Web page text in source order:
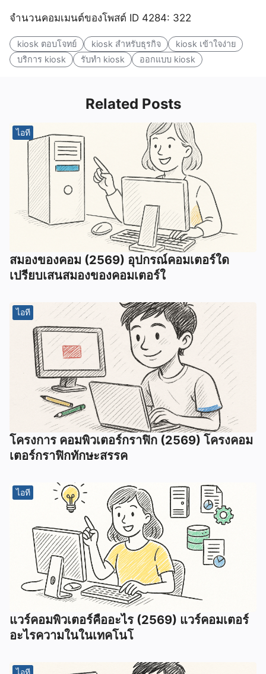
จำนวนคอมเมนต์ของโพสต์ ID 4284: 322
kiosk ตอบโจทย์ kiosk สำหรับธุรกิจ
kiosk เข้าใจง่าย
บริการ kiosk
รับทำ kiosk ออกแบบ kiosk
Related Posts
ไอที
สมองของคอม (2569) อุปกรณ์คอมเตอร์ใด
เปรียบเสนสมองของคอมเตอร์ใ
ไอที
โครงการ คอมพิวเตอร์กราฟิก (2569) โครงคอม
เตอร์กราฟิกทักษะสรรค
ไอที
แวร์คอมพิวเตอร์คืออะไร (2569) แวร์คอมเตอร์
อะไรความในในเทคโนโ